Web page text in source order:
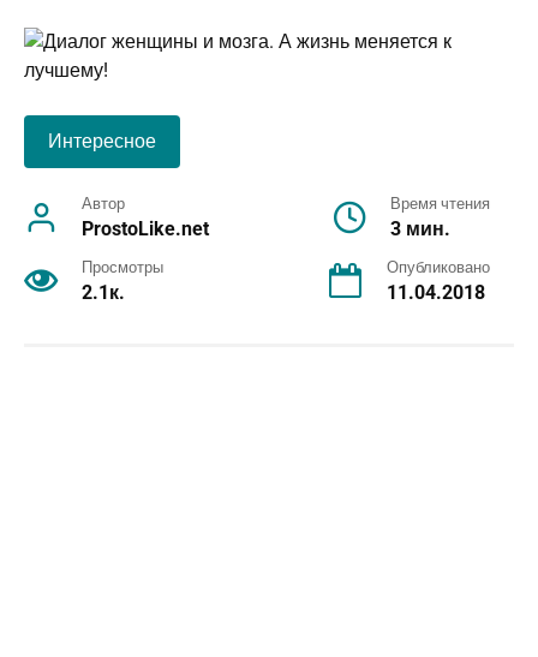
Интересное
Автор
ProstoLike.net
Время чтения
3 мин.
Просмотры
2.1к.
Опубликовано
11.04.2018